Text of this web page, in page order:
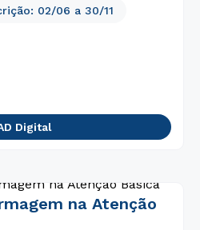
02/06 a 30/11
Digital
na Atenção